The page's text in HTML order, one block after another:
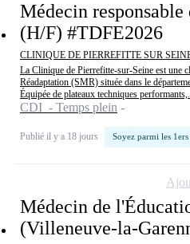
Médecin responsable
(H/F) #TDFE2026
CLINIQUE DE PIERREFITTE SUR
La Clinique de Pierrefitte-sur-Seine est une
Réadaptation (SMR) située dans le
Équipée de plateaux techniques
CDI - Temps plein
Publié il y a 18 jours Soyez parmi les
Médecin de
(Villeneuve-la-